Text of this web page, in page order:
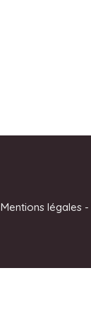
Mentions légales-